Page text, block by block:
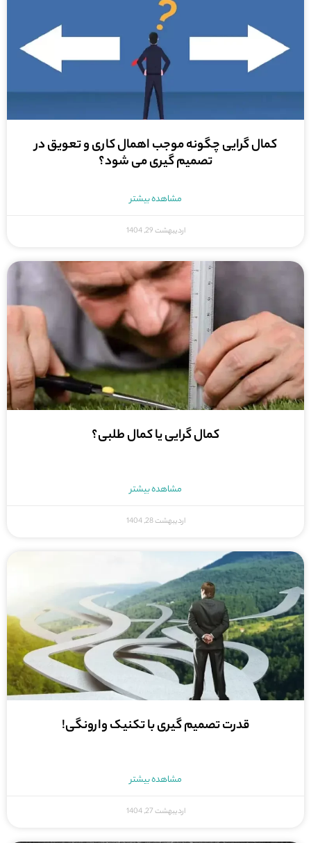
کمال گرایی چگونه موجب اهمال کاری و تعویق در
تصمیم گیری می شود؟
مشاهده بیشتر
اردیبهشت 29, 1404
کمال گرایی یا کمال طلبی؟
مشاهده بیشتر
اردیبهشت 28, 1404
قدرت تصمیم گیری با تکنیک وارونگی!
مشاهده بیشتر
اردیبهشت 27, 1404